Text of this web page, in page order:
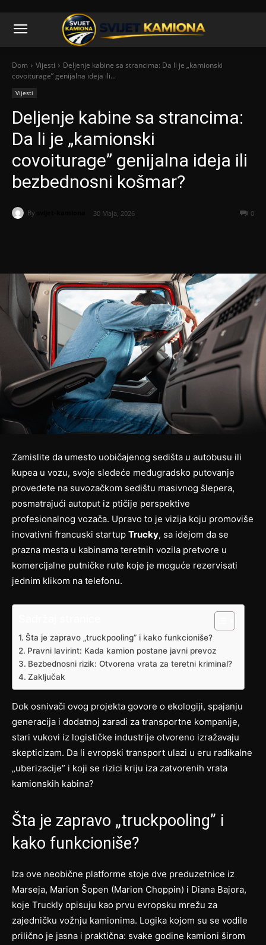
Dom Vijesti
Deljenje kabine sa strancima: Da li je „kamionski
covoiturage” genijalna ideja ili...
Vijesti
Deljenje kabine sa strancima:
Da li je „kamionski
covoiturage” genijalna ideja ili
bezbednosni košmar?
By 30 Maja, 2026 0
Zamislite da umesto uobičajenog sedišta u autobusu ili
kupea u vozu, svoje sledeće međugradsko putovanje
provedete na suvozačkom sedištu masivnog šlepera,
posmatrajući autoput iz ptičije perspektive
profesionalnog vozača. Upravo to je vizija koju promoviše
inovativni francuski startup Trucky, sa idejom da se
prazna mesta u kabinama teretnih vozila pretvore u
komercijalne putničke rute koje je moguće rezervisati
jednim klikom na telefonu.
Šta je zapravo „truckpooling” i kako funkcioniše?
Pravni lavirint: Kada kamion postane javni prevoz
Bezbednosni rizik: Otvorena vrata za teretni kriminal?
Zaključak
Dok osnivači ovog projekta govore o ekologiji, spajanju
generacija i dodatnoj zaradi za transportne kompanije,
stari vukovi iz logističke industrije otvoreno izražavaju
skepticizam. Da li evropski transport ulazi u eru radikalne
„uberizacije” i koji se rizici kriju iza zatvorenih vrata
kamionskih kabina?
Šta je zapravo „truckpooling” i
kako funkcioniše?
Iza ove neobične platforme stoje dve preduzetnice iz
Marseja, Marion Šopen (Marion Choppin) i Diana Bajora,
koje Truckly opisuju kao prvu evropsku mrežu za
zajedničku vožnju kamionima. Logika kojom su se vodile
prilično je jasna i praktična: svake godine kamioni širom